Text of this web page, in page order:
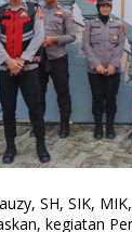
SH, SIK,
kegiatan